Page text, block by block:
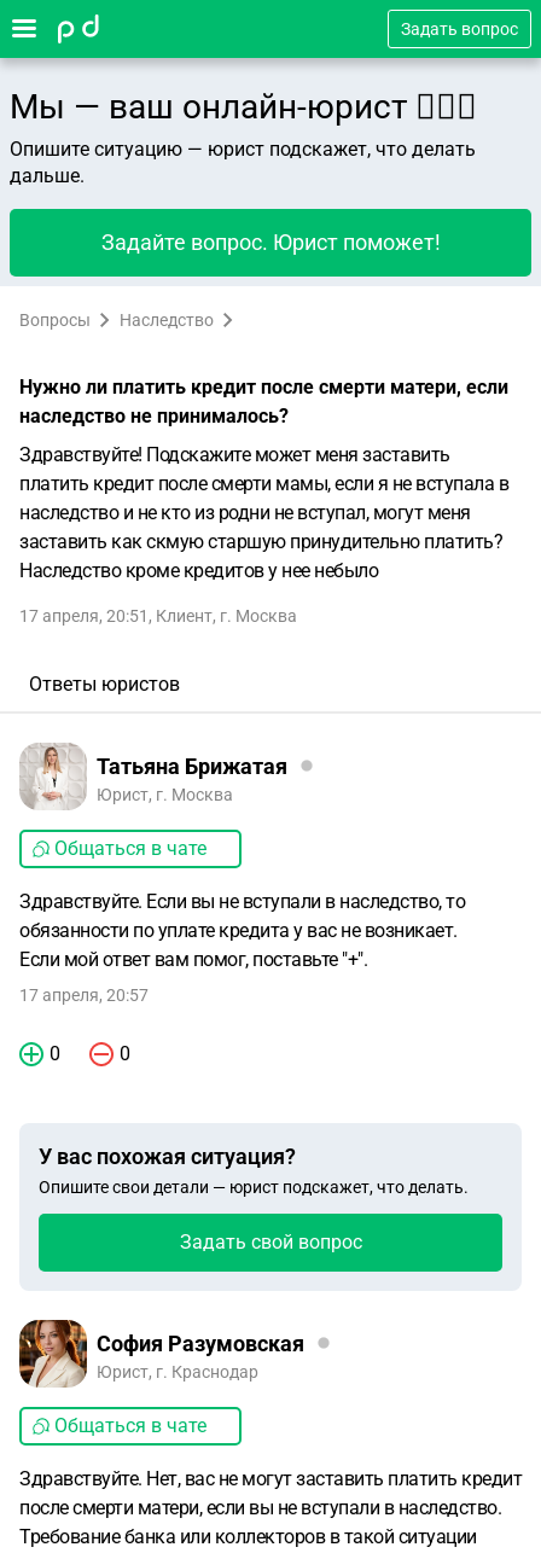
Задать вопрос
Мы — ваш онлайн-юрист 👨🏻‍⚖️
Опишите ситуацию — юрист подскажет, что делать
дальше.
Задайте вопрос. Юрист поможет!
Вопросы Наследство
Нужно ли платить кредит после смерти матери, если
наследство не принималось?
Здравствуйте! Подскажите может меня заставить
платить кредит после смерти мамы, если я не вступала в
наследство и не кто из родни не вступал, могут меня
заставить как скмую старшую принудительно платить?
Наследство кроме кредитов у нее небыло
17 апреля, 20:51 , Клиент, г. Москва
Ответы юристов
Татьяна Брижатая
Юрист, г. Москва
Общаться в чате
Здравствуйте. Если вы не вступали в наследство, то
обязанности по уплате кредита у вас не возникает.
Если мой ответ вам помог, поставьте "+".
17 апреля, 20:57
0 0
У вас похожая ситуация?
Опишите свои детали — юрист подскажет, что делать.
Задать свой вопрос
София Разумовская
Юрист, г. Краснодар
Общаться в чате
Здравствуйте. Нет, вас не могут заставить платить кредит
после смерти матери, если вы не вступали в наследство.
Требование банка или коллекторов в такой ситуации